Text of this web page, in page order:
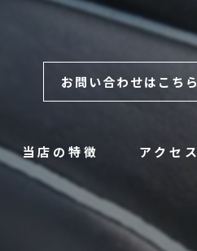
お問い合わせはこちら
当店の特徴 アクセス